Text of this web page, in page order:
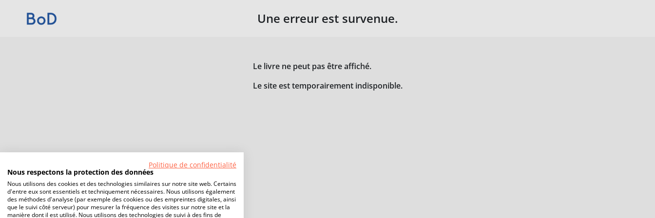
Une erreur est survenue.
Le livre ne peut pas être affiché.
Le site est temporairement indisponible.
Politique de confidentialité
Nous respectons la protection des données
Nous utilisons des cookies et des technologies similaires sur notre site web. Certains
d'entre eux sont essentiels et techniquement nécessaires. Nous utilisons également
des méthodes d'analyse (par exemple des cookies ou des empreintes digitales, ainsi
que le suivi côté serveur) pour mesurer la fréquence des visites sur notre site et la
manière dont il est utilisé. Nous utilisons des technologies de suivi à des fins de